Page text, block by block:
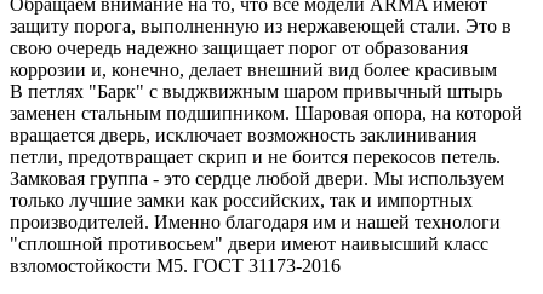
защиту порога, выполненную из нержавеющей стали. Это в
свою очередь надежно защищает порог от образования
коррозии и, конечно, делает внешний вид более красивым
В петлях "Барк" с выджвижным шаром привычный штырь
заменен стальным подшипником. Шаровая опора, на которой
вращается дверь, исключает возможность заклинивания
петли, предотвращает скрип и не боится перекосов петель.
Замковая группа - это сердце любой двери. Мы используем
только лучшие замки как российских, так и импортных
производителей. Именно благодаря им и нашей технологи
"сплошной противосьем" двери имеют наивысший класс
взломостойкости М5. ГОСТ 31173-2016